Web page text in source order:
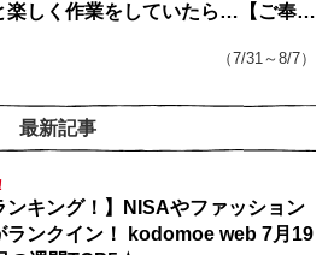
楽しく作業をしていたら…【ご奉仕
（7/31～8/7）
最新記事
ンキング！】NISAやファッション
ランクイン！ kodomoe web 7月19